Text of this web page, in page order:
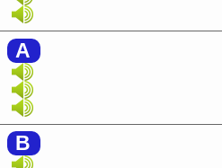
A
B